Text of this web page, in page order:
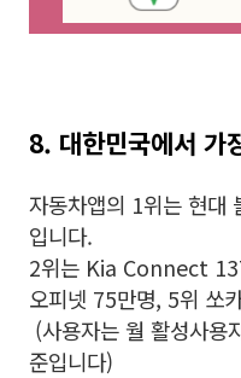
8. 대한민국에서 가
자동차앱의 1위는 현대
입니다.
2위는 Kia Connect
오피넷 75만명, 5위 쏘
(사용자는 월 활성사
준입니다)